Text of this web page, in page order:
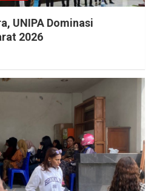
UNIPA Dominasi
2026